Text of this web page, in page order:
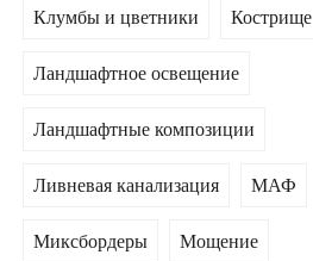
Клумбы и цветники Кострище
Ландшафтное освещение
Ландшафтные композиции
Ливневая канализация МАФ
Миксбордеры Мощение